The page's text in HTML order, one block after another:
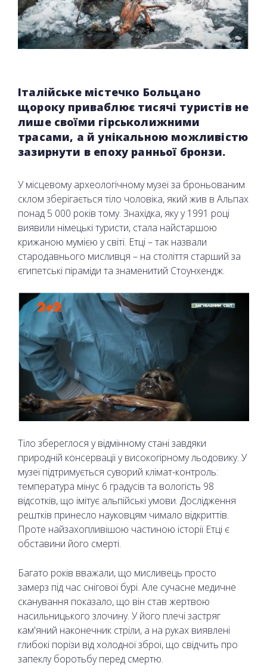
Італійське містечко Больцано
щороку приваблює тисячі туристів не
лише своїми гірськолижними
трасами, а й унікальною можливістю
зазирнути в епоху ранньої бронзи.
У місцевому археологічному музеї за броньованим
склом зберігається тіло чоловіка, який жив в Альпах
понад 5 000 років тому. Знахідка, яку у 1991 році
виявили німецькі туристи, стала найстаршою
крижаною мумією у світі. Етці – так назвали
стародавнього мисливця – на століття старший за
єгипетські піраміди та знаменитий Стоунхендж.
Тіло збереглося у відмінному стані завдяки
природній консервації у високогірному льодовику. У
музеї підтримується суворий клімат-контроль:
температура мінус 6 градусів та вологість 98
відсотків, що імітує альпійські умови. Дослідження
рештків принесло науковцям чимало відкриттів.
Проте найзахопливішою частиною історії Етці є
обставини його смерті.
Багато років вважали, що мисливець просто
замерз під час снігової бурі. Але сучасне медичне
сканування показало, що він став жертвою
насильницького злочину. У його плечі застряг
кам'яний наконечник стріли, а на руках виявлені
глибокі порізи від холодної зброї, що свідчить про
запеклу боротьбу перед смертю.